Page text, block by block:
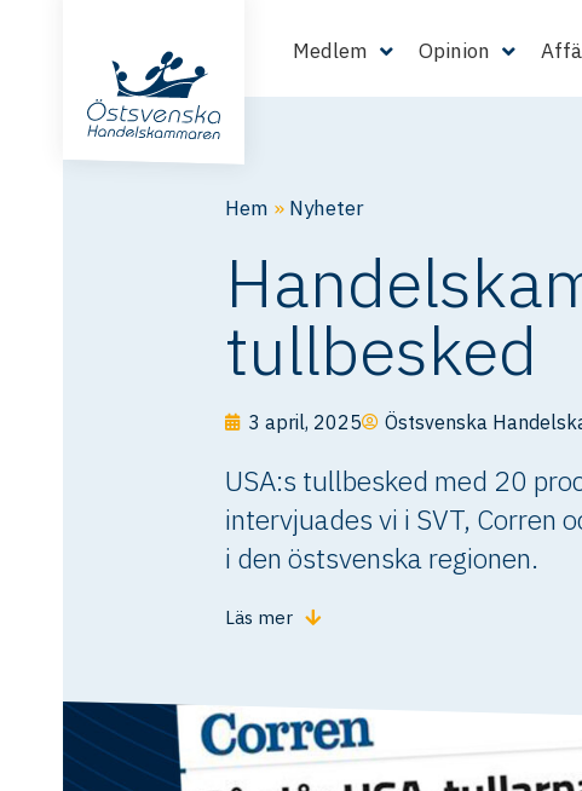
Medlem Opinion
Hem » Nyheter
tullbesked
3 april, 2025 Östsvenska
USA:s tullbesked med 20
intervjuades vi i SVT, Corren
i den östsvenska regionen.
Läs mer